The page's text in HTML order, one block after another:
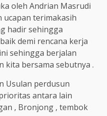
oleh Andrian Masrudi
ucapan terimakasih
hadir sehingga
demi rencana kerja
sehingga berjalan
kita bersama sebutnya .
Usulan perdusun
antara lain
, Bronjong , tembok